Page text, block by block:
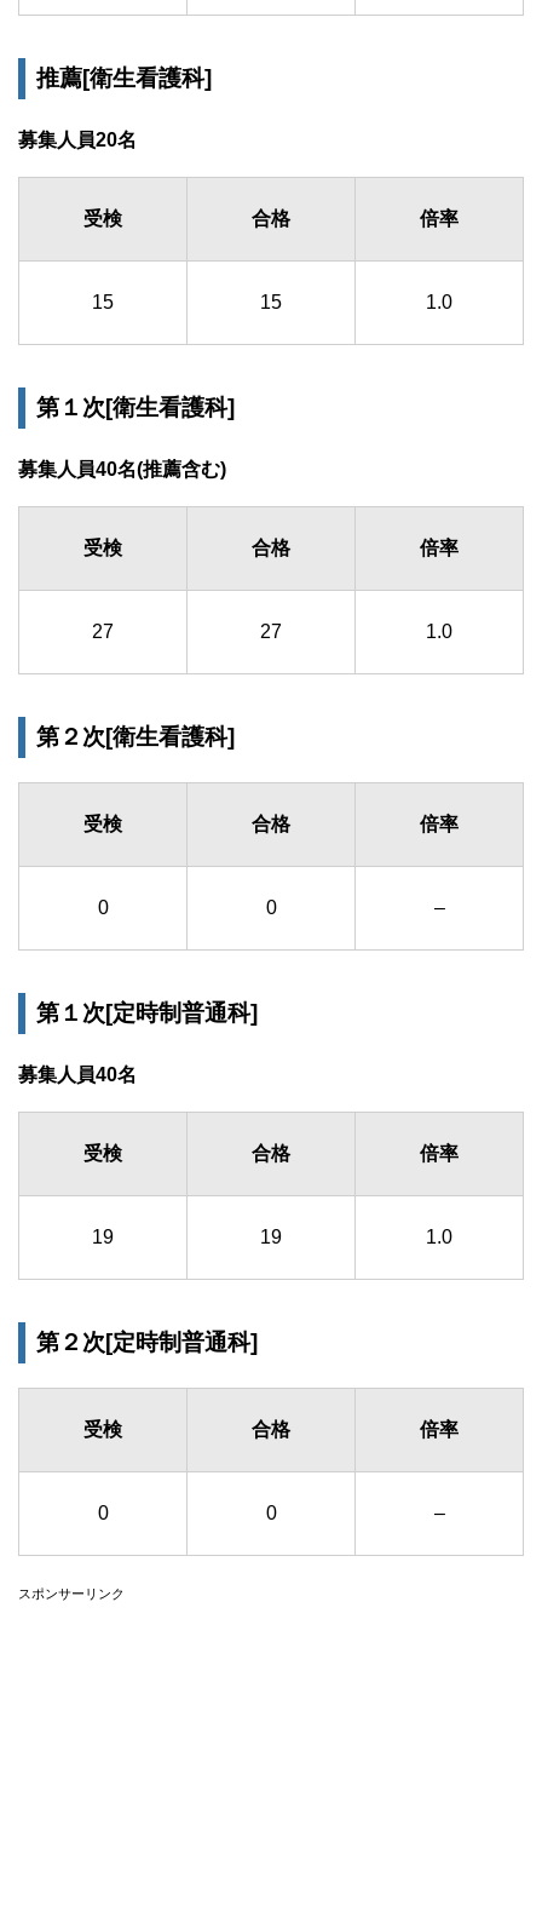
推薦[衛生看護科]
募集人員20名
受検 合格 倍率
15 15 1.0
第１次[衛生看護科]
募集人員40名(推薦含む)
受検 合格 倍率
27 27 1.0
第２次[衛生看護科]
受検 合格 倍率
0 0 –
第１次[定時制普通科]
募集人員40名
受検 合格 倍率
19 19 1.0
第２次[定時制普通科]
受検 合格 倍率
0 0 –
スポンサーリンク